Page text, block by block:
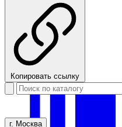
Копировать ссылку